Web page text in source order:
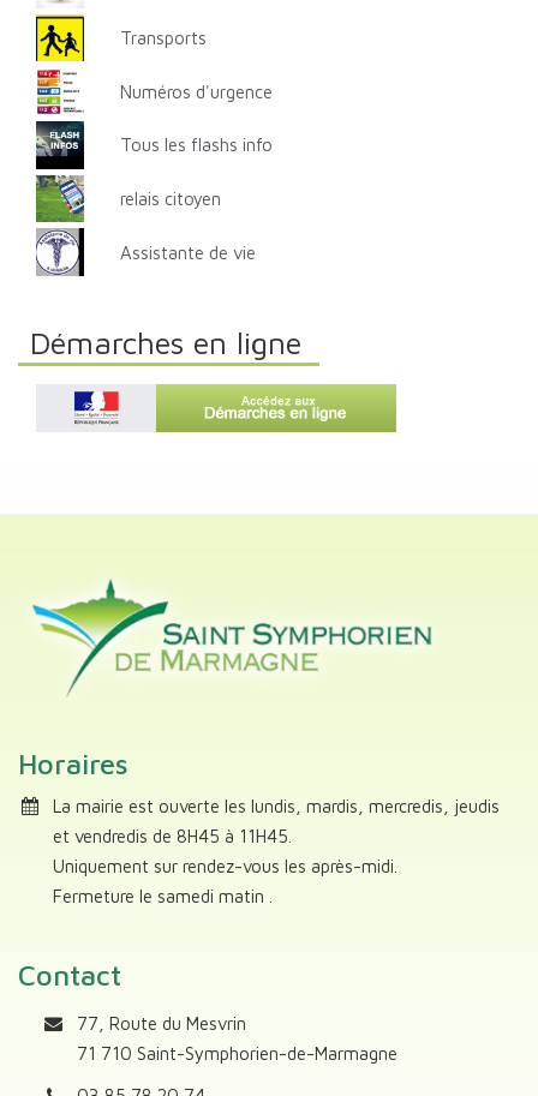
Transports
Numéros d'urgence
Tous les flashs info
relais citoyen
Assistante de vie
Démarches en ligne
Horaires
La mairie est ouverte les lundis, mardis, mercredis, jeudis
et vendredis de 8H45 à 11H45.
Uniquement sur rendez-vous les après-midi.
Fermeture le samedi matin .
Contact
77, Route du Mesvrin
71 710 Saint-Symphorien-de-Marmagne